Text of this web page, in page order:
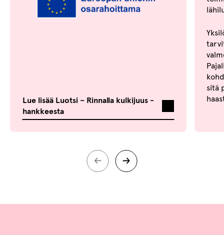
Lue lisää Luotsi – Rinnalla kulkijuus -
hankkeesta
sitä